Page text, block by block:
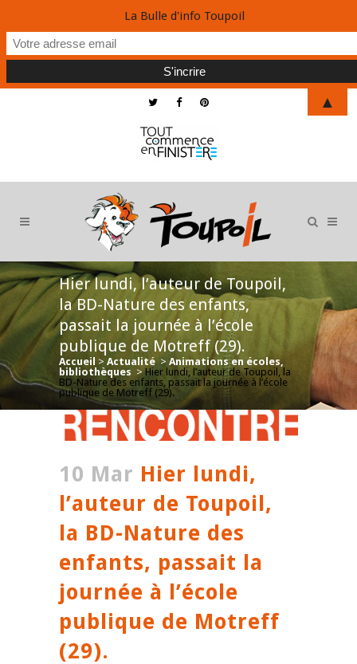
Hier lundi, l’auteur de Toupoil,
la BD-Nature des enfants,
passait la journée à l’école
publique de Motreff (29).
Accueil > Actualité > Animations en écoles,
bibliothèques >Hier lundi, l’auteur de Toupoil, la
BD-Nature des enfants, passait la journée à l’école
publique de Motreff (29).
10 Mar Hier lundi,
l’auteur de Toupoil,
la BD-Nature des
enfants, passait la
journée à l’école
publique de Motreff
(29).
La Bulle d'info Toupoil
▲